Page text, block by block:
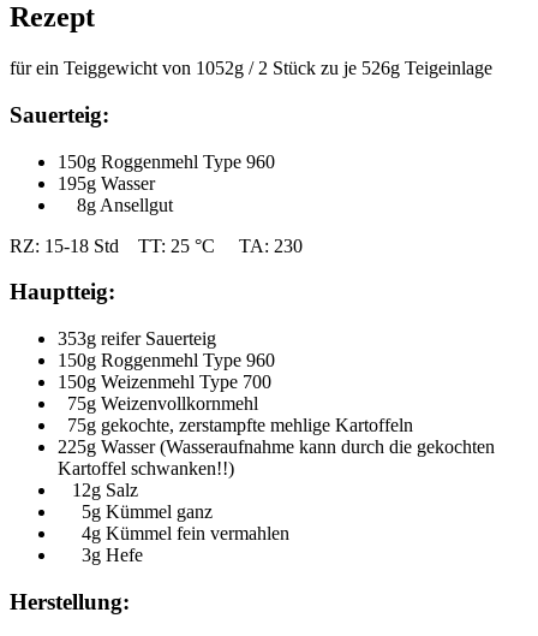
Rezept
für ein Teiggewicht von 1052g / 2 Stück zu je 526g Teigeinlage
Sauerteig:
150g Roggenmehl Type 960
195g Wasser
8g Ansellgut
RZ: 15-18 Std TT: 25 °C TA: 230
Hauptteig:
353g reifer Sauerteig
150g Roggenmehl Type 960
150g Weizenmehl Type 700
75g Weizenvollkornmehl
75g gekochte, zerstampfte mehlige Kartoffeln
225g Wasser (Wasseraufnahme kann durch die gekochten
Kartoffel schwanken!!)
12g Salz
5g Kümmel ganz
4g Kümmel fein vermahlen
3g Hefe
Herstellung: